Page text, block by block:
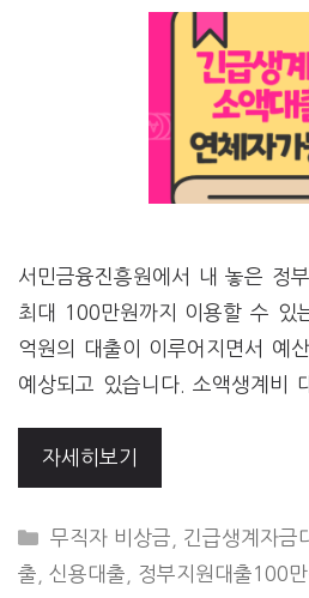
서민금융진흥원에서 내 놓은 정
최대 100만원까지 이용할 수 있
억원의 대출이 이루어지면서 예
예상되고 있습니다. 소액생계비
자세히보기
CATEGORIES
무직자 비상금 긴급생계자금
출
신용대출
정부지원대출100